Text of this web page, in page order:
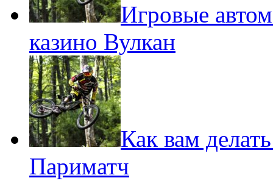
Игровые
казино Вулкан
Как вам
Париматч